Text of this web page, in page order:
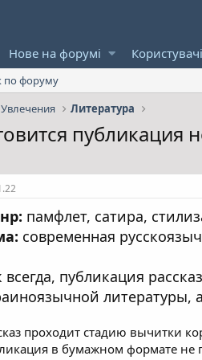
Нове на форумі Користувачі
по форуму
Увлечения Литература
публикация
памфлет, сатира,
современная
всегда, публикация
литературы,
проходит стадию вычитки
в бумажном формате не